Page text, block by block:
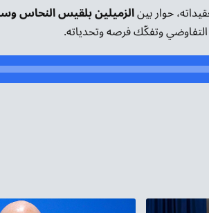
حوار بينالزميلين بلقيس النحاس
وتفكّك فرصه وتحدياته.